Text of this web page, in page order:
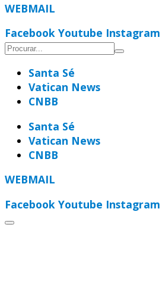
WEBMAIL
Facebook Youtube Instagram
Santa Sé
Vatican News
CNBB
Santa Sé
Vatican News
CNBB
WEBMAIL
Facebook Youtube Instagram